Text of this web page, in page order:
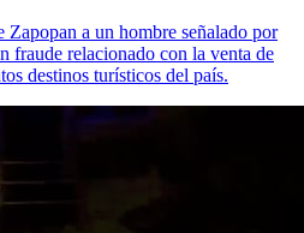
a un hombre señalado por
fraude relacionado con la venta de
destinos turísticos del país.